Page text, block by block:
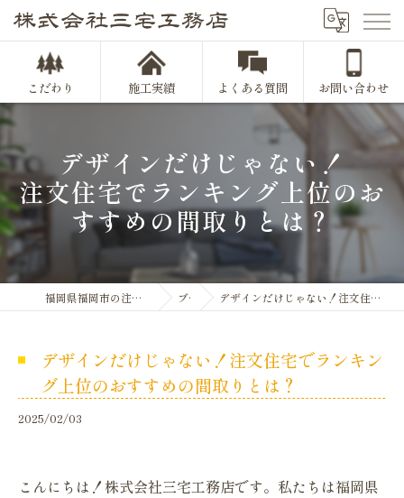
こだわり 施工実績 よくある質問 お問い合わせ
デザインだけじゃない！
注文住宅でランキング上位のお
すすめの間取りとは？
福岡県福岡市の注文住宅なら株式会社三宅工務店 ブログ デザインだけじゃない！注文住宅でランキング上位のおすすめの間取りとは？
デザインだけじゃない！注文住宅でランキン
グ上位のおすすめの間取りとは？
2025/02/03
こんにちは！株式会社三宅工務店です。私たちは福岡県